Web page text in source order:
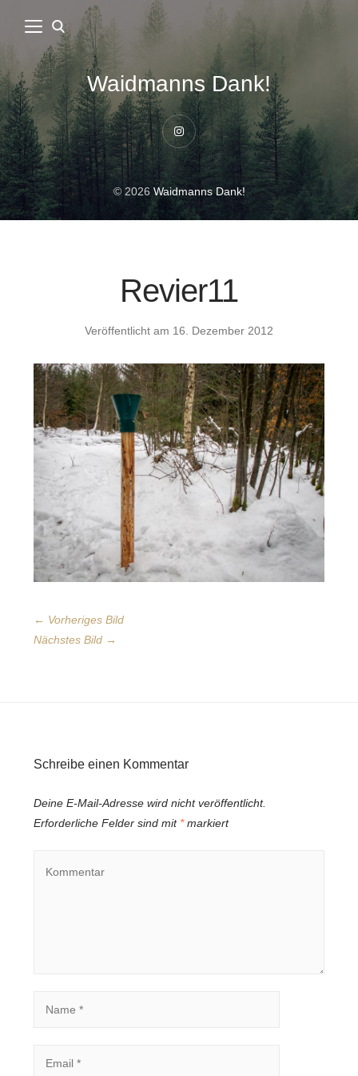
Waidmanns Dank!
Instagram
© 2026Waidmanns Dank!
Revier11
Veröffentlicht am 16. Dezember 2012
← Vorheriges Bild
Nächstes Bild →
Schreibe einen Kommentar
Deine E-Mail-Adresse wird nicht veröffentlicht.
Erforderliche Felder sind mit *markiert